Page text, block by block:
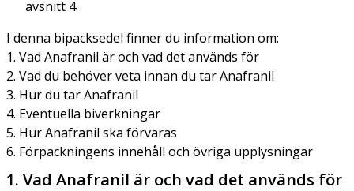
avsnitt 4.
I denna bipacksedel finner du information om:
1. Vad Anafranil är och vad det används för
2. Vad du behöver veta innan du tar Anafranil
3. Hur du tar Anafranil
4. Eventuella biverkningar
5. Hur Anafranil ska förvaras
6. Förpackningens innehåll och övriga upplysningar
1. Vad Anafranil är och vad det används för